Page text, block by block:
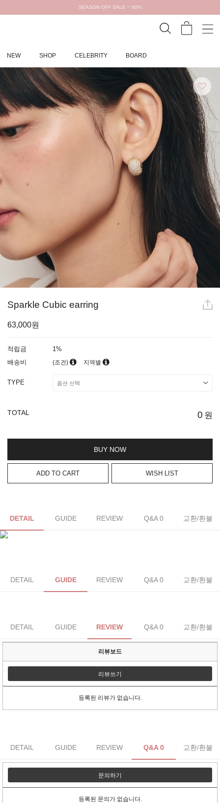
SEASON OFF SALE ~ 80%
NEW SHOP CELEBRITY BOARD
Sparkle Cubic earring
63,000원
적립금
1%
배송비
(조건) 지역별
TYPE
TOTAL 0 원
BUY NOW
ADD TO CART WISH LIST
DETAIL GUIDE REVIEW Q&A 0 교환/환불
DETAIL GUIDE REVIEW Q&A 0 교환/환불
DETAIL GUIDE REVIEW Q&A 0 교환/환불
리뷰보드
리뷰쓰기
등록된 리뷰가 없습니다.
DETAIL GUIDE REVIEW Q&A 0 교환/환불
문의하기
등록된 문의가 없습니다.